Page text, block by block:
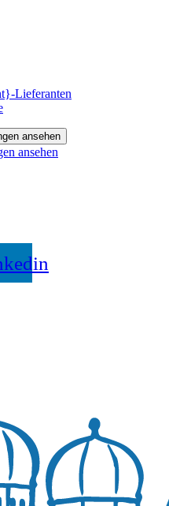
Lieferanten
ansehen
ansehen